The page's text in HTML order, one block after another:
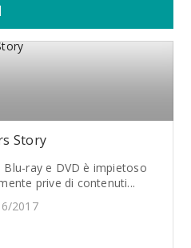
Story
ray e DVD è impietoso
prive di contenuti...
2017